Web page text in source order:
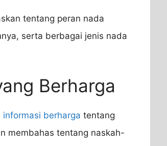
tentang peran nada
serta berbagai jenis nada
Berharga
informasi berharga tentang
membahas tentang naskah-